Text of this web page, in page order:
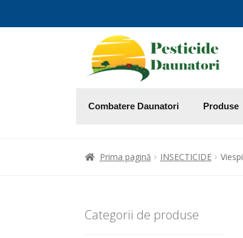
Combatere Daunatori Produse
Prima pagină INSECTICIDE Viespi
Categorii de produse